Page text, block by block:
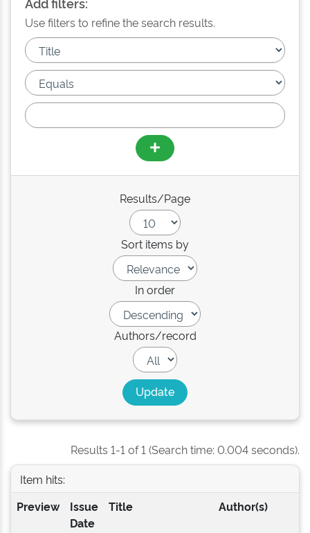
Use filters to refine the search results.
Results/Page
Sort items by
In order
Authors/record
Results 1-1 of 1 (Search time: 0.004 seconds).
Item hits:
Preview
Issue
Date
Title Author(s)